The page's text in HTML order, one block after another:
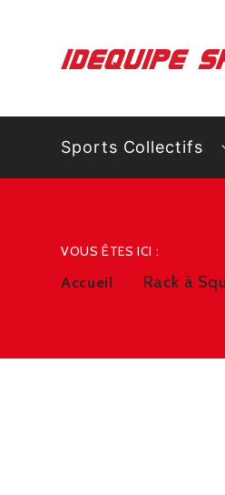
Sports Collectifs
VOUS ÊTES ICI :
Accueil Rack à